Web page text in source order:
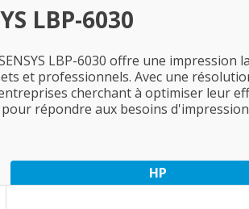
LBP-6030
LBP-6030 offre une
et professionnels. Avec une
cherchant à optimiser leur
répondre aux besoins
HP